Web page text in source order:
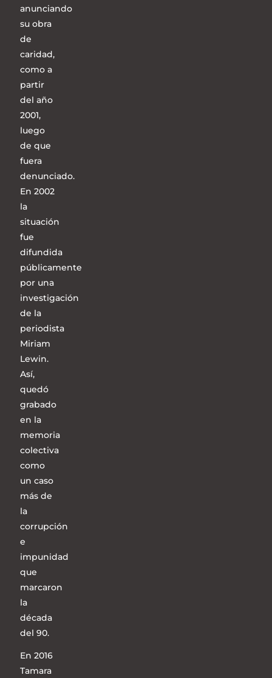
anunciando
su obra
de
caridad,
como a
partir
del año
2001,
luego
de que
fuera
denunciado.
En 2002
la
situación
fue
difundida
públicamente
por una
investigación
de la
periodista
Miriam
Lewin.
Así,
quedó
grabado
en la
memoria
colectiva
como
un caso
más de
la
corrupción
e
impunidad
que
marcaron
la
década
del 90.
En 2016
Tamara